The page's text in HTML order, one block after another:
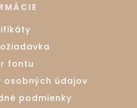
fontu
osobných údajov
podmienky